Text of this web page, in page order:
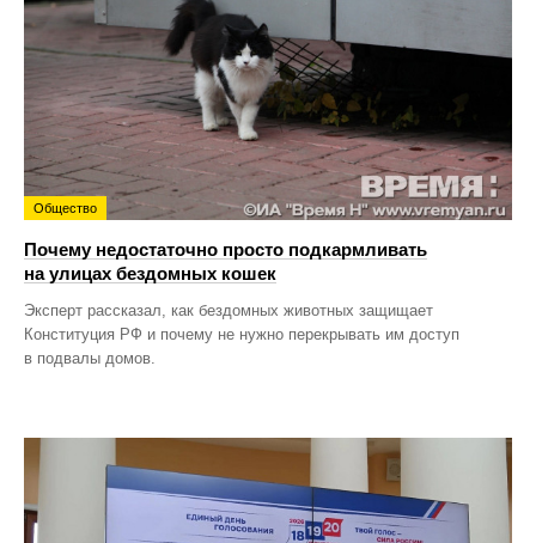
Общество
Почему недостаточно просто подкармливать
на улицах бездомных кошек
Эксперт рассказал, как бездомных животных защищает
Конституция РФ и почему не нужно перекрывать им доступ
в подвалы домов.